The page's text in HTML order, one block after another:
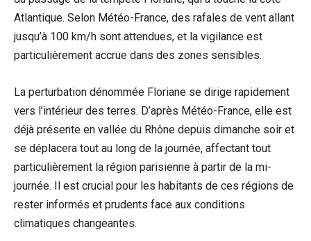
Atlantique. Selon Météo-France, des rafales de vent allant
jusqu’à 100 km/h sont attendues, et la vigilance est
particulièrement accrue dans des zones sensibles.
La perturbation dénommée Floriane se dirige rapidement
vers l’intérieur des terres. D’après Météo-France, elle est
déjà présente en vallée du Rhône depuis dimanche soir et
se déplacera tout au long de la journée, affectant tout
particulièrement la région parisienne à partir de la mi-
journée. Il est crucial pour les habitants de ces régions de
rester informés et prudents face aux conditions
climatiques changeantes.